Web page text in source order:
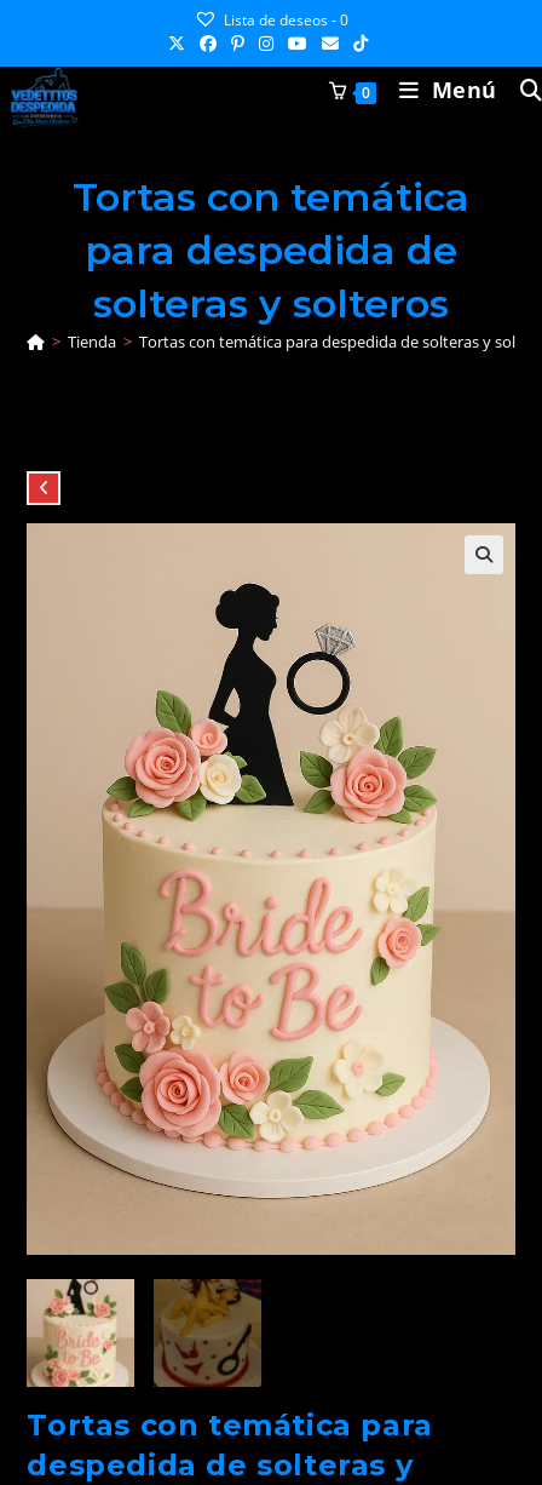
contenido
Lista de deseos -0
0 Menú
Tortas con temática
para despedida de
solteras y solteros
> Tienda > Tortas con temática para despedida de solteras y
Tortas con temática para
despedida de solteras y